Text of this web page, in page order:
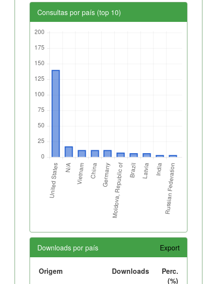
Consultas por país (top 10)
Downloads por país Export
Origem Downloads
Perc.
(%)